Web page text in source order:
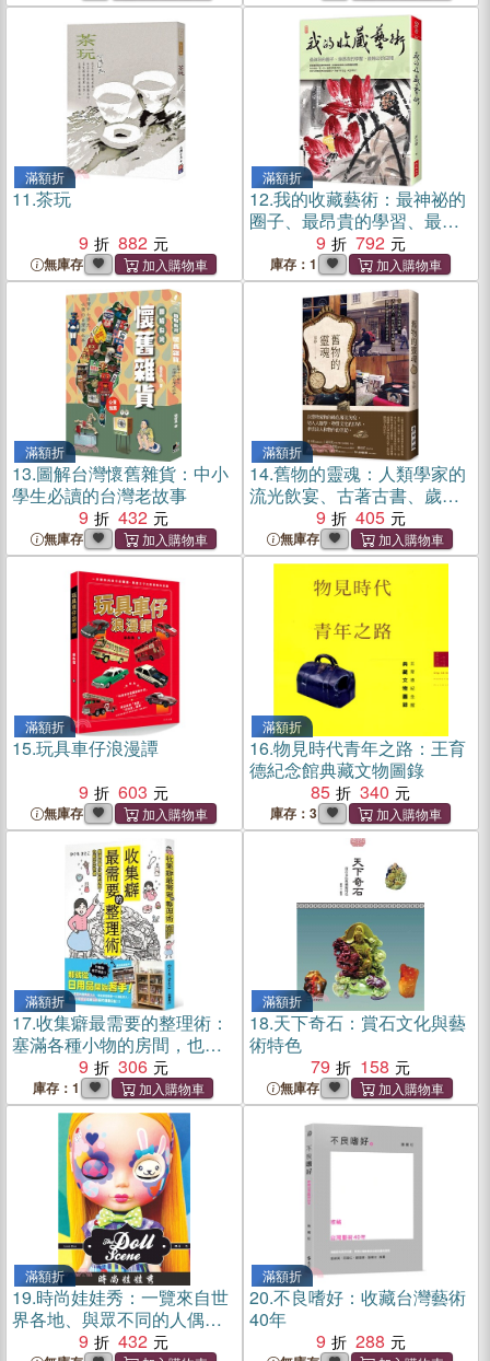
滿額折
11.茶玩
9
882
無庫存
滿額折
12.我的收藏藝術：最神祕的
圈子、最昂貴的學習、最精
彩的回報9 792
庫存：1
滿額折
13.圖解台灣懷舊雜貨：中小
學生必讀的台灣老故事
9
432
無庫存
滿額折
14.舊物的靈魂：人類學家的
流光飲宴、古著古書、歲月
如瓷和永續生活，關於時間
與存在的深度思索
9 405
無庫存
滿額折
15.玩具車仔浪漫譚
9
603
無庫存
滿額折
16.物見時代青年之路：王育
德紀念館典藏文物圖錄
85
340
庫存：3
滿額折
17.收集癖最需要的整理術：
塞滿各種小物的房間，也能
井井有條9 306
庫存：1
滿額折
18.天下奇石：賞石文化與藝
術特色
79
158
無庫存
滿額折
19.時尚娃娃秀：一覽來自世
界各地、與眾不同的人偶娃
9 432
滿額折
20.不良嗜好：收藏台灣藝術
40年
9
288